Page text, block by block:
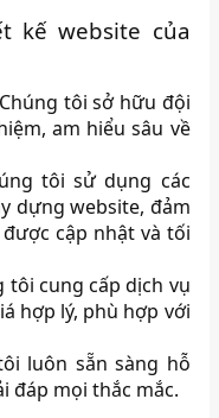
kế website của
Chúng tôi sở hữu đội
am hiểu sâu về
tôi sử dụng các
dựng website, đảm
cập nhật và tối
tôi cung cấp dịch vụ
hợp lý, phù hợp với
luôn sẵn sàng hỗ
đáp mọi thắc mắc.